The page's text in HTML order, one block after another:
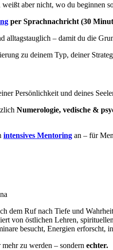
aber nicht, wo du beginnen
per Sprachnachricht (30
alltagstauglich – damit du die
zu deinem Typ, deiner
Persönlichkeit und deines
Numerologie, vedische &
intensives Mentoring an – für
dem Ruf nach Tiefe und
von östlichen Lehren,
besucht, Energien erforscht,
zu werden – sondern echter.